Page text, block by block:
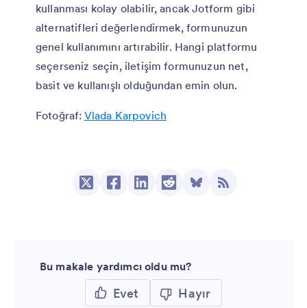
kullanması kolay olabilir, ancak Jotform gibi
alternatifleri değerlendirmek, formunuzun
genel kullanımını artırabilir. Hangi platformu
seçerseniz seçin, iletişim formunuzun net,
basit ve kullanışlı olduğundan emin olun.
Fotoğraf: Vlada Karpovich
Bu makale yardımcı oldu mu?
Evet Hayır